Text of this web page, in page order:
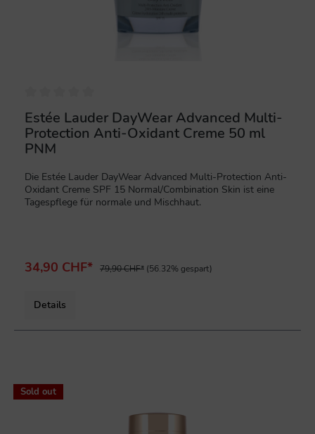
Estée Lauder DayWear Advanced Multi-
Protection Anti-Oxidant Creme 50 ml
PNM
Die Estée Lauder DayWear Advanced Multi-Protection Anti-
Oxidant Creme SPF 15 Normal/Combination Skin ist eine
34,90 CHF* 79,90 CHF* (56.32% gespart)
Details
Sold out